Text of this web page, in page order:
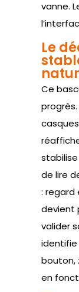
vanne.
Le
Ce
progrès.
de lire
: regard
devient
valider
identifie
bouton,
en